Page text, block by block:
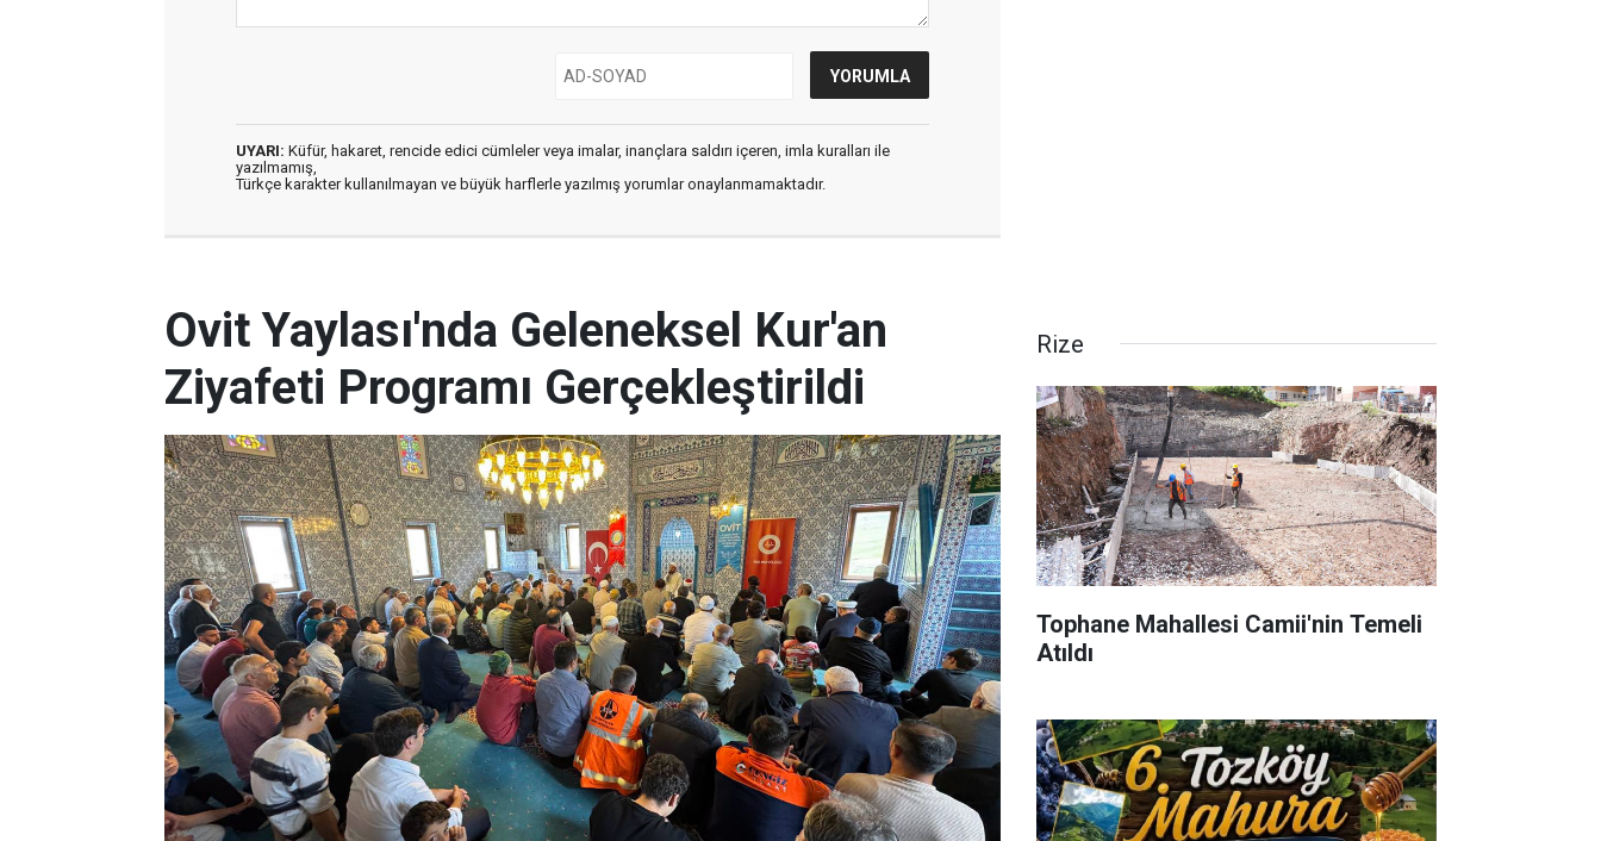
UYARI: Küfür, hakaret, rencide edici cümleler veya imalar, inançlara saldırı içeren, imla kuralları ile
yazılmamış,
Türkçe karakter kullanılmayan ve büyük harflerle yazılmış yorumlar onaylanmamaktadır.
Ovit Yaylası'nda Geleneksel Kur'an
Ziyafeti Programı Gerçekleştirildi
Rize
Tophane Mahallesi Camii'nin Temeli
Atıldı